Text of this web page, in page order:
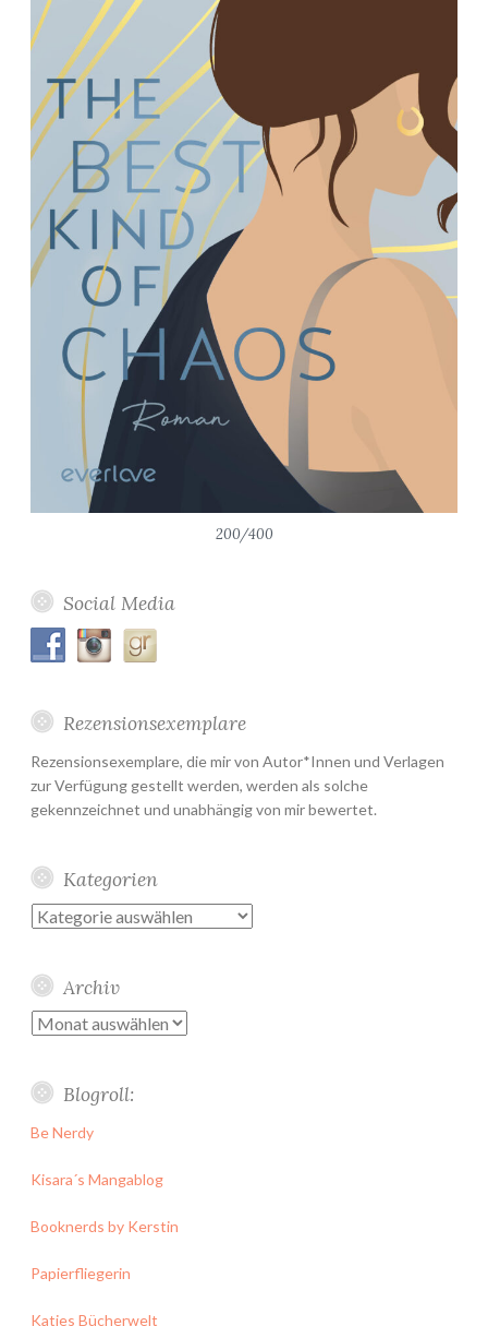
200/400
Social Media
Rezensionsexemplare
Rezensionsexemplare, die mir von Autor*Innen und Verlagen
zur Verfügung gestellt werden, werden als solche
gekennzeichnet und unabhängig von mir bewertet.
Kategorien
Kategorien
Archiv
Archiv
Blogroll:
Be Nerdy
Kisara´s Mangablog
Booknerds by Kerstin
Papierfliegerin
Katies Bücherwelt